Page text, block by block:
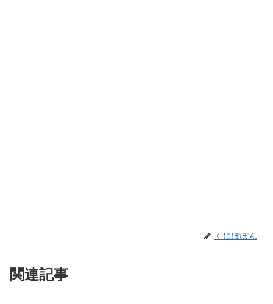
くにぽぽん
関連記事